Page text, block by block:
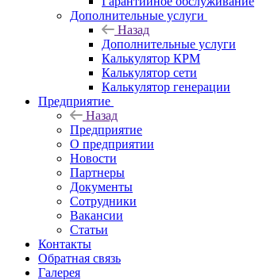
Дополнительные услуги
Назад
Дополнительные услуги
Калькулятор КРМ
Калькулятор сети
Калькулятор генерации
Предприятие
Назад
Предприятие
О предприятии
Новости
Партнеры
Документы
Сотрудники
Вакансии
Статьи
Контакты
Обратная связь
Галерея